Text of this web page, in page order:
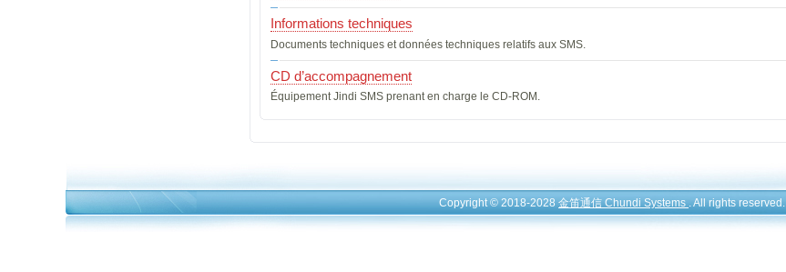
Informations techniques
Documents techniques et données techniques relatifs aux SMS.
CD d’accompagnement
Équipement Jindi SMS prenant en charge le CD-ROM.
Copyright © 2018-2028金笛通信 Chundi Systems. All rights reserved.